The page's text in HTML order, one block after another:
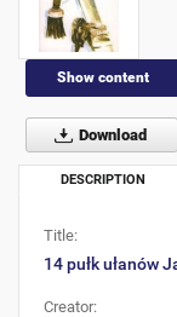
Show content
Download
DESCRIPTION
Title:
14 pułk ułanów
Creator: